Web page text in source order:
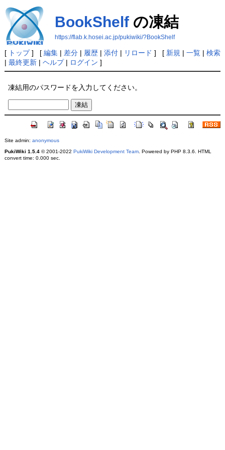
BookShelfの凍結
https://flab.k.hosei.ac.jp/pukiwiki/?BookShelf
[ トップ] [ 編集| 差分| 履歴| 添付| リロード ] [ 新規 | 一覧| 検索
| 最終更新| ヘルプ| ログイン ]
凍結用のパスワードを入力してください。
Site admin: anonymous
PukiWiki 1.5.4© 2001-2022 PukiWiki Development Team. Powered by PHP 8.3.6. HTML
convert time: 0.000 sec.